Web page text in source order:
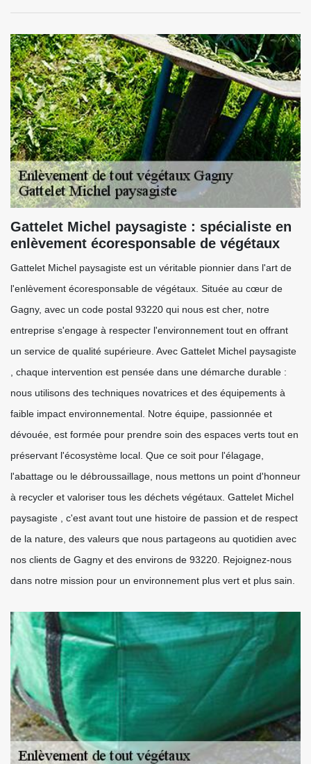
Gattelet Michel paysagiste : spécialiste en
enlèvement écoresponsable de végétaux
Gattelet Michel paysagiste est un véritable pionnier dans l'art de
l'enlèvement écoresponsable de végétaux. Située au cœur de
Gagny, avec un code postal 93220 qui nous est cher, notre
entreprise s'engage à respecter l'environnement tout en offrant
un service de qualité supérieure. Avec Gattelet Michel paysagiste
, chaque intervention est pensée dans une démarche durable :
nous utilisons des techniques novatrices et des équipements à
faible impact environnemental. Notre équipe, passionnée et
dévouée, est formée pour prendre soin des espaces verts tout en
préservant l'écosystème local. Que ce soit pour l'élagage,
l'abattage ou le débroussaillage, nous mettons un point d'honneur
à recycler et valoriser tous les déchets végétaux. Gattelet Michel
paysagiste , c'est avant tout une histoire de passion et de respect
de la nature, des valeurs que nous partageons au quotidien avec
nos clients de Gagny et des environs de 93220. Rejoignez-nous
dans notre mission pour un environnement plus vert et plus sain.